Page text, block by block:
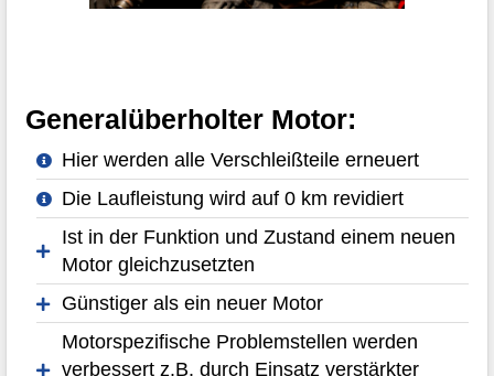
Generalüberholter Motor:
Hier werden alle Verschleißteile erneuert
Die Laufleistung wird auf 0 km revidiert
Ist in der Funktion und Zustand einem neuen
Motor gleichzusetzten
Günstiger als ein neuer Motor
Motorspezifische Problemstellen werden
verbessert z.B. durch Einsatz verstärkter